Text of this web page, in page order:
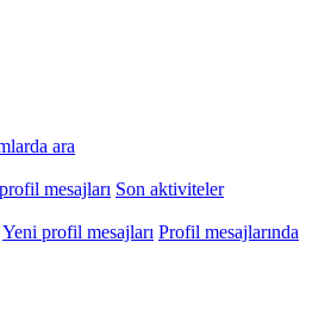
ara
mesajları Son aktiviteler
Yeni profil mesajları Profil mesajlarında